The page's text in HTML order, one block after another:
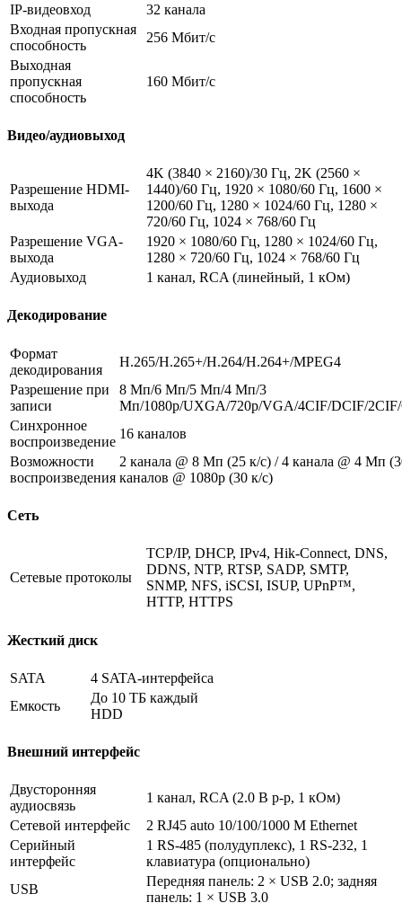
IP-видеовход
32 канала
Входная пропускная
способность
256 Мбит/с
Выходная
пропускная
способность
160 Мбит/с
Видео/аудиовыход
Разрешение HDMI-
выхода
4K (3840 × 2160)/30 Гц, 2K (2560 ×
1440)/60 Гц, 1920 × 1080/60 Гц, 1600 ×
1200/60 Гц, 1280 × 1024/60 Гц, 1280 ×
720/60 Гц, 1024 × 768/60 Гц
Разрешение VGA-
выхода
1920 × 1080/60 Гц, 1280 × 1024/60 Гц,
1280 × 720/60 Гц, 1024 × 768/60 Гц
Аудиовыход
1 канал, RCA (линейный, 1 кОм)
Декодирование
Формат
декодирования
H.265/H.265+/H.264/H.264+/MPEG4
Разрешение при
записи
8 Мп/6 Мп/5 Мп/4 Мп/3
Мп/1080p/UXGA/720p/VGA/4CIF/DCIF/
Синхронное
воспроизведение
16 каналов
Возможности
воспроизведения
2 канала @ 8 Мп (25 к/с) / 4 канала @ 4 Мп
каналов @ 1080p (30 к/с)
Сеть
Сетевые протоколы
TCP/IP, DHCP, IPv4, Hik-Connect, DNS,
DDNS, NTP, RTSP, SADP, SMTP,
SNMP, NFS, iSCSI, ISUP, UPnP™,
HTTP, HTTPS
Жесткий диск
SATA
4 SATA-интерфейса
Емкость
До 10 TБ каждый
HDD
Внешний интерфейс
Двусторонняя
аудиосвязь
1 канал, RCA (2.0 В p-p, 1 кОм)
Сетевой интерфейс
2 RJ45 auto 10/100/1000 М Ethernet
Серийный
интерфейс
1 RS-485 (полудуплекс), 1 RS-232, 1
клавиатура (опционально)
USB
Передняя панель: 2 × USB 2.0; задняя
панель: 1 × USB 3.0